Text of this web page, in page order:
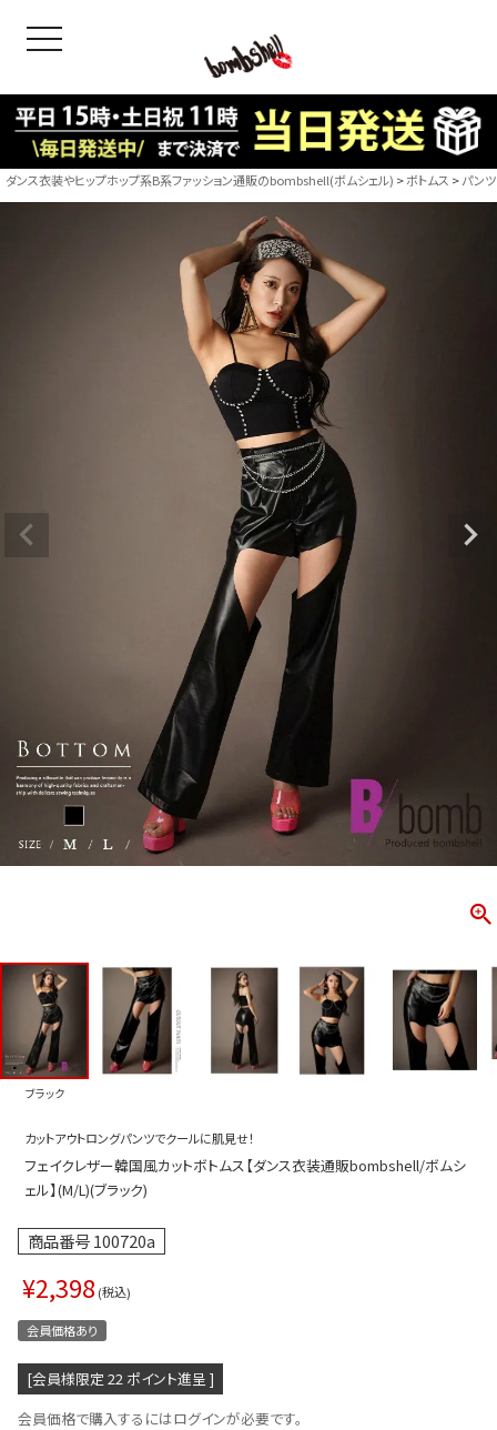
toggle navigation
＝ボムシェル】はダンス衣装専門ブランド。
衣装ならお任せ！オリジナル衣装やダンス衣装のトータル
ィネートのご提案。 ボムシェルならではの最新で斬新な
えをお届け。 撮影で使用してる小物や靴などダンサー必
ーデはイメージしやすく、全てボムシェルでご購入可能。
とは差別化出来るしっかりした衣装のご提案はダンサー
ージ映えを全力で応援してます。
商品一覧
CONTENTS
ス
ー
アップ
ース
インワン／サロペット
ラ・ニップレス
B/bomb
「これど
好き女子
レッスン
新作
トップス
ボトムス
ダンス衣装やヒップホップ系B系ファッション通販のbombshell(ボムシェル) ボトムス パン
ブラック
カットアウトロングパンツでクールに肌見せ！
フェイクレザー韓国風カットボトムス【ダンス衣装通販bombshell/ボムシ
ェル】(M/L)(ブラック)
商品番号100720a
¥2,398 税込
会員価格あり
[会員様限定 22 ポイント進呈 ]
会員価格で購入するにはログインが必要です。